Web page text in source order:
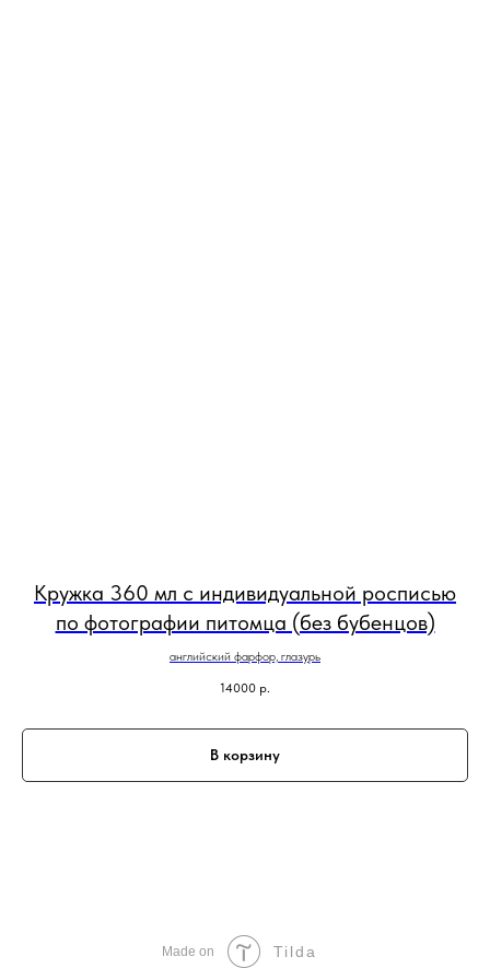
Кружка 360 мл с индивидуальной росписью
по фотографии питомца (без бубенцов)
английский фарфор, глазурь
14000 р.
В корзину
Made on Tilda